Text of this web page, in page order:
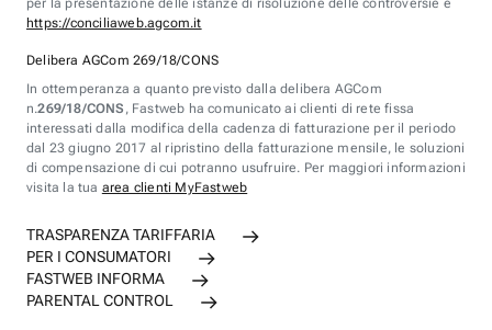
per la presentazione delle istanze di risoluzione delle controversie è
https://conciliaweb.agcom.it
Delibera AGCom 269/18/CONS
In ottemperanza a quanto previsto dalla delibera AGCom
n.269/18/CONS , Fastweb ha comunicato ai clienti di rete fissa
interessati dalla modifica della cadenza di fatturazione per il periodo
dal 23 giugno 2017 al ripristino della fatturazione mensile, le soluzioni
di compensazione di cui potranno usufruire. Per maggiori informazioni
visita la tua area clienti MyFastweb
TRASPARENZA TARIFFARIA
PER I CONSUMATORI
FASTWEB INFORMA
PARENTAL CONTROL